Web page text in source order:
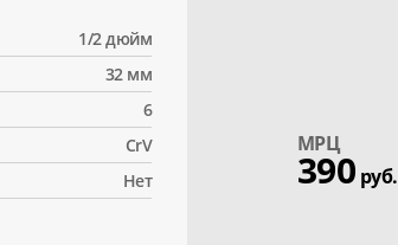
1/2 дюйм
32 мм
6
CrV
Нет
МPЦ
390 руб.